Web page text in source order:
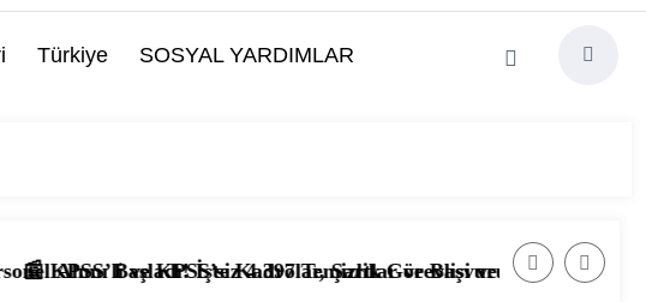
Türkiye SOSYAL YARDIMLAR
Şartlar ve Başvuru Ekranı
4.397 Temizlik Görevlisi ve Hizmetli Alımı Başladı! İşte Başvuru
📰 Ağustos 2026’da Güvenlik